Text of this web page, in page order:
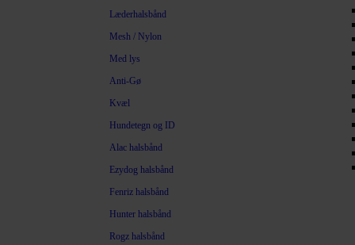
Læderhalsbånd
Mesh / Nylon
Med lys
Anti-Gø
Kvæl
Hundetegn og ID
Alac halsbånd
Ezydog halsbånd
Fenriz halsbånd
Hunter halsbånd
Rogz halsbånd